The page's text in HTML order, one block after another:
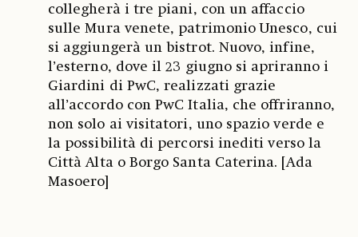
collegherà i tre piani, con un affaccio
sulle Mura venete, patrimonio Unesco, cui
si aggiungerà un bistrot. Nuovo, infine,
l’esterno, dove il 23 giugno si apriranno i
Giardini di PwC, realizzati grazie
all’accordo con PwC Italia, che offriranno,
non solo ai visitatori, uno spazio verde e
la possibilità di percorsi inediti verso la
Città Alta o Borgo Santa Caterina. [Ada
Masoero]